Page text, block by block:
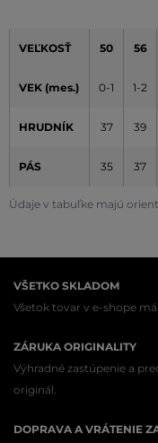
Údaje v tabuľke majú
VEĽKOSŤ 50 56
VEK (mes.) 0-1 1-2
HRUDNÍK 37 39
PÁS 35 37
VŠETKO SKLADOM
Všetok tovar v e-shope
ZÁRUKA ORIGINALITY
Výhradné zastúpenie a
originál.
DOPRAVA A VRÁTENIE